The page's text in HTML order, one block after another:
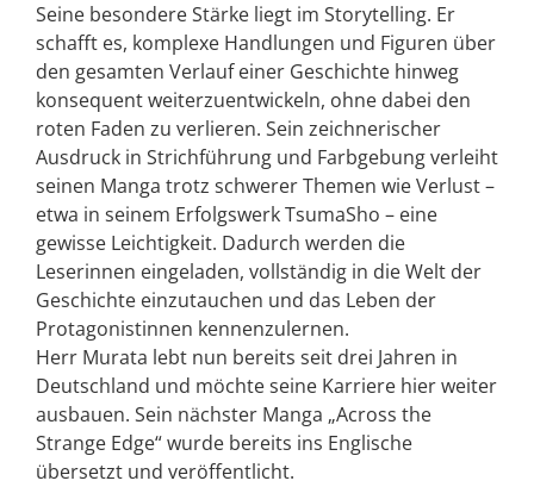
Seine besondere Stärke liegt im Storytelling. Er
schafft es, komplexe Handlungen und Figuren über
den gesamten Verlauf einer Geschichte hinweg
konsequent weiterzuentwickeln, ohne dabei den
roten Faden zu verlieren. Sein zeichnerischer
Ausdruck in Strichführung und Farbgebung verleiht
seinen Manga trotz schwerer Themen wie Verlust –
etwa in seinem Erfolgswerk TsumaSho – eine
gewisse Leichtigkeit. Dadurch werden die
Leserinnen eingeladen, vollständig in die Welt der
Geschichte einzutauchen und das Leben der
Protagonistinnen kennenzulernen.
Herr Murata lebt nun bereits seit drei Jahren in
Deutschland und möchte seine Karriere hier weiter
ausbauen. Sein nächster Manga „Across the
Strange Edge“ wurde bereits ins Englische
übersetzt und veröffentlicht.